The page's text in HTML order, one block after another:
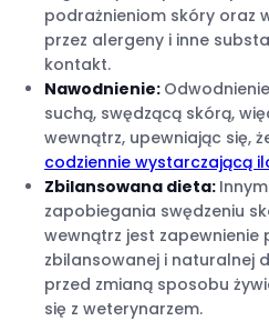
podrażnieniom skóry oraz
przez alergeny i inne
kontakt.
Nawodnienie:
suchą, swędzącą skórą,
wewnątrz, upewniając się,
codziennie wystarczającą
Zbilansowana dieta:
zapobiegania swędzeniu
wewnątrz jest zapewnienie
zbilansowanej i naturalnej
przed zmianą sposobu
się z weterynarzem.